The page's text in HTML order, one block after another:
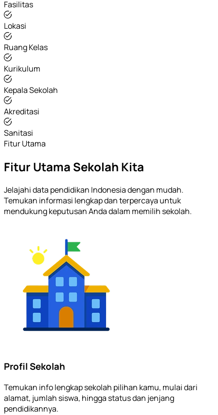
Fasilitas
Lokasi
Ruang Kelas
Kurikulum
Kepala Sekolah
Akreditasi
Sanitasi
Fitur Utama
Fitur Utama Sekolah Kita
Jelajahi data pendidikan Indonesia dengan mudah.
Temukan informasi lengkap dan terpercaya untuk
mendukung keputusan Anda dalam memilih sekolah.
Profil Sekolah
Temukan info lengkap sekolah pilihan kamu, mulai dari
alamat, jumlah siswa, hingga status dan jenjang
pendidikannya.